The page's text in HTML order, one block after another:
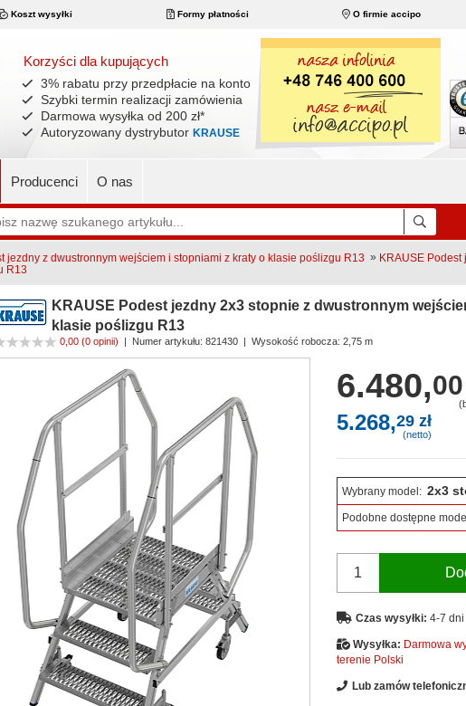
Koszt wysyłki Formy płatności O firmie accipo
Korzyści dla kupujących
3% rabatu przy przedpłacie na konto
Szybki termin realizacji zamówienia
Darmowa wysyłka od 200 zł*
Autoryzowany dystrybutor KRAUSE
Producenci O nas
jezdny z dwustronnym wejściem i stopniami z kraty o klasie poślizgu R13 » KRAUSE
R13
KRAUSE Podest jezdny 2x3 stopnie z dwustronnym
klasie poślizgu R13
0,00 (0 opinii) | Numer artykułu: 821430 | Wysokość robocza: 2,75 m
6.480,00
5.268,29 zł
(netto)
Wybrany model: 2x3
Podobne dostępne
Czas wysyłki: 4-7 dni
Wysyłka: Darmowa
terenie Polski
Lub zamów